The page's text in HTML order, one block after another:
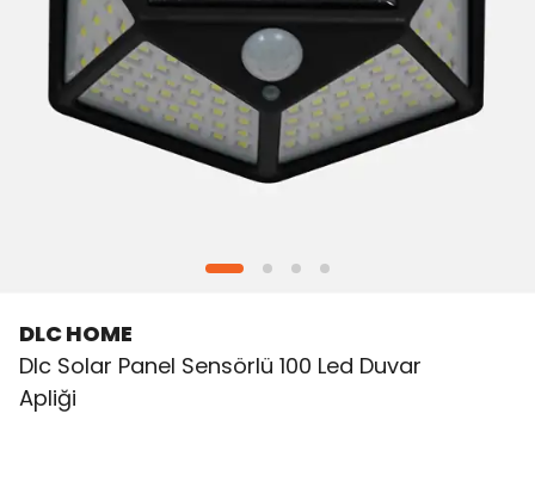
DLC HOME
Dlc Solar Panel Sensörlü 100 Led Duvar
Apliği